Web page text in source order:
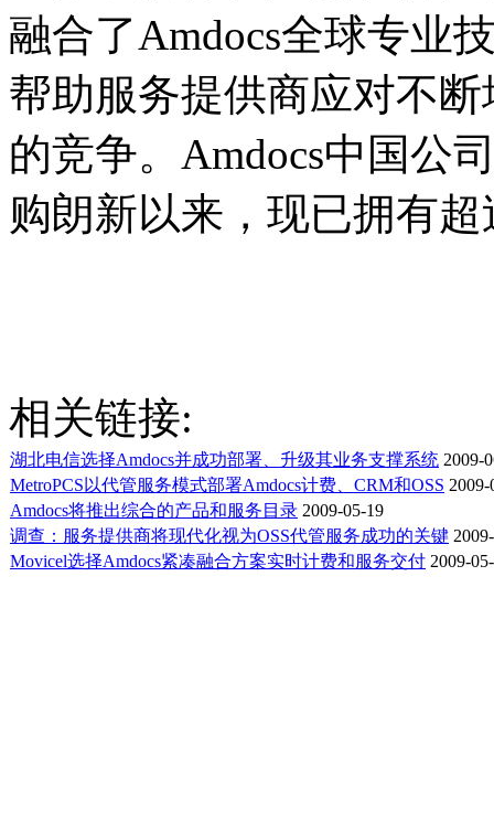
融合了Amdocs全球专业
帮助服务提供商应对不
的竞争。Amdocs中国公
购朗新以来，现已拥有
相关链接:
湖北电信选择Amdocs并成功部署、升级其业务支撑系统 2009-
MetroPCS以代管服务模式部署Amdocs计费、CRM和OSS 2009-
Amdocs将推出综合的产品和服务目录 2009-05-19
调查：服务提供商将现代化视为OSS代管服务成功的关键
Movicel选择Amdocs紧凑融合方案实时计费和服务交付 2009-